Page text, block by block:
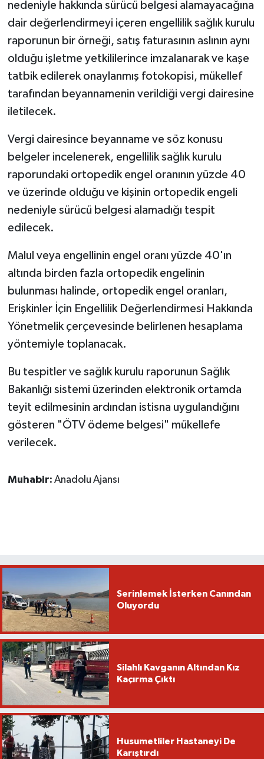
nedeniyle hakkında sürücü belgesi alamayacağına
dair değerlendirmeyi içeren engellilik sağlık kurulu
raporunun bir örneği, satış faturasının aslının aynı
olduğu işletme yetkililerince imzalanarak ve kaşe
tatbik edilerek onaylanmış fotokopisi, mükellef
tarafından beyannamenin verildiği vergi dairesine
iletilecek.
Vergi dairesince beyanname ve söz konusu
belgeler incelenerek, engellilik sağlık kurulu
raporundaki ortopedik engel oranının yüzde 40
ve üzerinde olduğu ve kişinin ortopedik engeli
nedeniyle sürücü belgesi alamadığı tespit
edilecek.
Malul veya engellinin engel oranı yüzde 40'ın
altında birden fazla ortopedik engelinin
bulunması halinde, ortopedik engel oranları,
Erişkinler İçin Engellilik Değerlendirmesi Hakkında
Yönetmelik çerçevesinde belirlenen hesaplama
yöntemiyle toplanacak.
Bu tespitler ve sağlık kurulu raporunun Sağlık
Bakanlığı sistemi üzerinden elektronik ortamda
teyit edilmesinin ardından istisna uygulandığını
gösteren "ÖTV ödeme belgesi" mükellefe
verilecek.
Muhabir: Anadolu Ajansı
Serinlemek İsterken Canından
Oluyordu
Silahlı Kavganın Altından Kız
Kaçırma Çıktı
Husumetliler Hastaneyi De
Karıştırdı